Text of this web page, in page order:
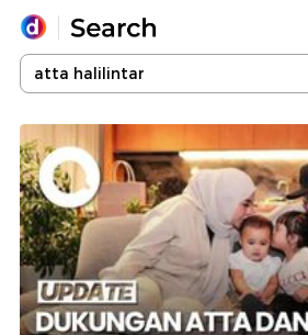
Yang sedang ramai dicari
Loading...
Promoted
Terakhir yang dicari